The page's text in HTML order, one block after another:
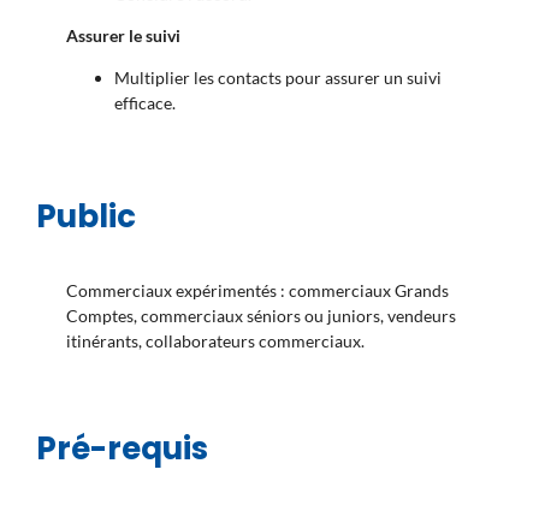
Assurer le suivi
Multiplier les contacts pour assurer un suivi
efficace.
Public
Commerciaux expérimentés : commerciaux Grands
Comptes, commerciaux séniors ou juniors, vendeurs
itinérants, collaborateurs commerciaux.
Pré-requis